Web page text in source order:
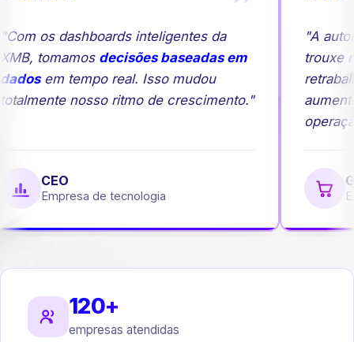
os dashboards inteligentes da
tomamosdecisões baseadas em
em tempo real. Isso mudou
nosso ritmo de crescimento."
CEO
Empresa de tecnologia
"A
trouxe
120+
empresas atendidas